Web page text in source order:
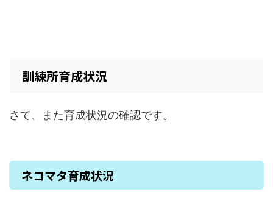
訓練所育成状況
さて、また育成状況の確認です。
ネコマタ育成状況